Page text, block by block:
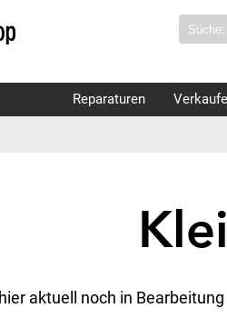
Reparaturen
aktuell noch in